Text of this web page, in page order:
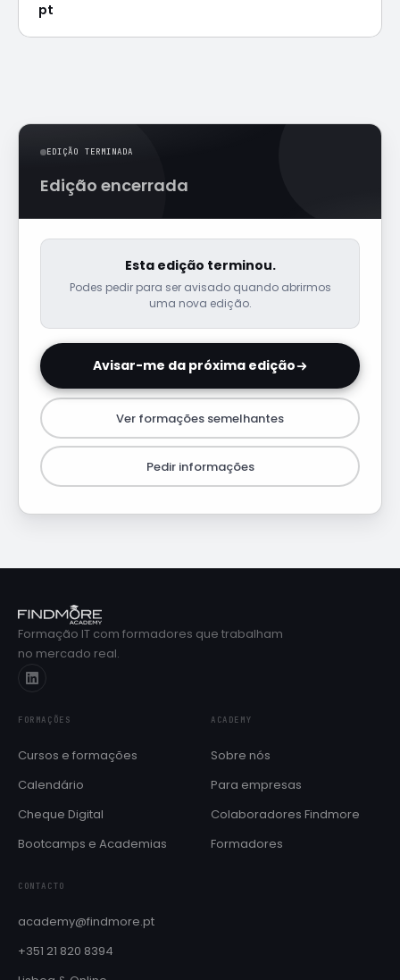
pt
EDIÇÃO TERMINADA
Edição encerrada
Esta edição terminou.
Podes pedir para ser avisado quando abrirmos
uma nova edição.
Avisar-me da próxima edição
Ver formações semelhantes
Pedir informações
Formação IT com formadores que trabalham
no mercado real.
FORMAÇÕES
Cursos e formações
Calendário
Cheque Digital
Bootcamps e Academias
ACADEMY
Sobre nós
Para empresas
Colaboradores Findmore
Formadores
CONTACTO
academy@findmore.pt
+351 21 820 8394